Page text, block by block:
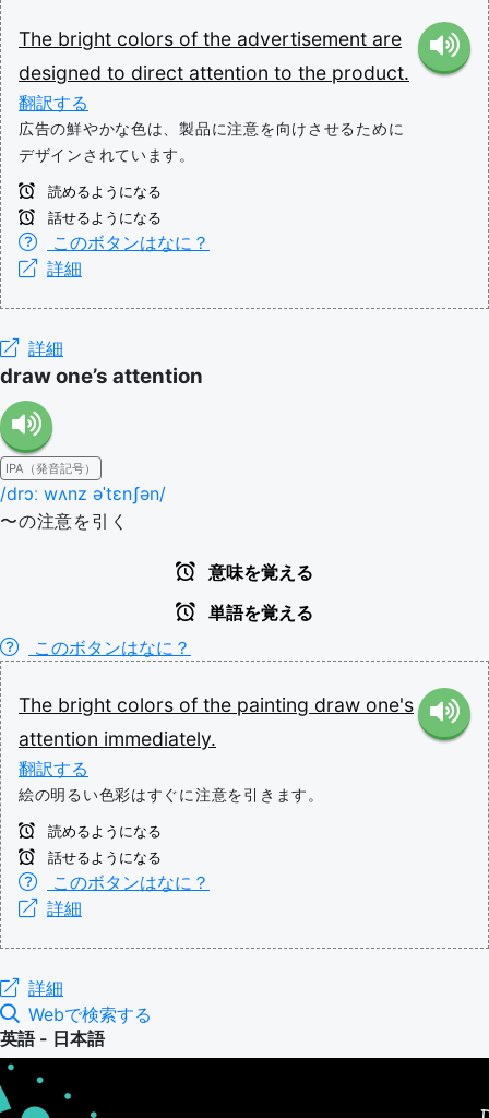
The bright colors of the advertisement are
designed to direct attention to the product.
翻訳する
広告の鮮やかな色は、製品に注意を向けさせるために
デザインされています。
読めるようになる
話せるようになる
このボタンはなに？
詳細
詳細
draw one’s attention
IPA（発音記号）
/drɔː wʌnz əˈtɛnʃən/
〜の注意を引く
意味を覚える
単語を覚える
このボタンはなに？
The bright colors of the painting draw one's
attention immediately.
翻訳する
絵の明るい色彩はすぐに注意を引きます。
読めるようになる
話せるようになる
このボタンはなに？
詳細
詳細
Webで検索する
英語 - 日本語